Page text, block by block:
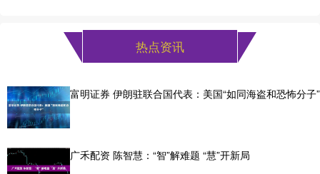
热点资讯
富明证券 伊朗驻联合国代表：美国“如同海盗和恐怖分子”
广禾配资 陈智慧：“智”解难题 “慧”开新局